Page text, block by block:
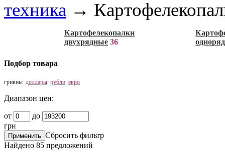
техника →
Картофелекопалки
двухрядные 36
Подбор товара
гривны доллары рубли евро
Диапазон цен:
от
до
грн
Сбросить фильтр
Найдено 85 предложений